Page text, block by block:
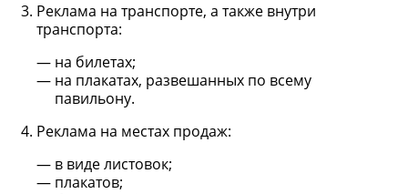
Реклама на транспорте, а также внутри
транспорта:
на билетах;
на плакатах, развешанных по всему
павильону.
Реклама на местах продаж:
в виде листовок;
плакатов;